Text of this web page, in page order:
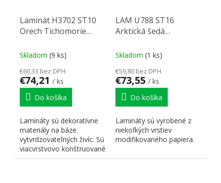
Laminát H3702 ST10
Orech Tichomorie
Skladom (9 ks)
€60,33 bez DPH
€74,21 / ks
Do košíka
Lamináty sú dekoratívne
materiály na báze
vytvrdzovateľných živíc. Sú
viacvrstvovo konštruované
a skladajú sa z...
LAM U788 ST16
Arktická šedá
Skladom (1 ks)
€59,80 bez DPH
€73,55 / ks
Do košíka
Lamináty sú vyrobené z
niekoľkých vrstiev
modifikovaného papiera.